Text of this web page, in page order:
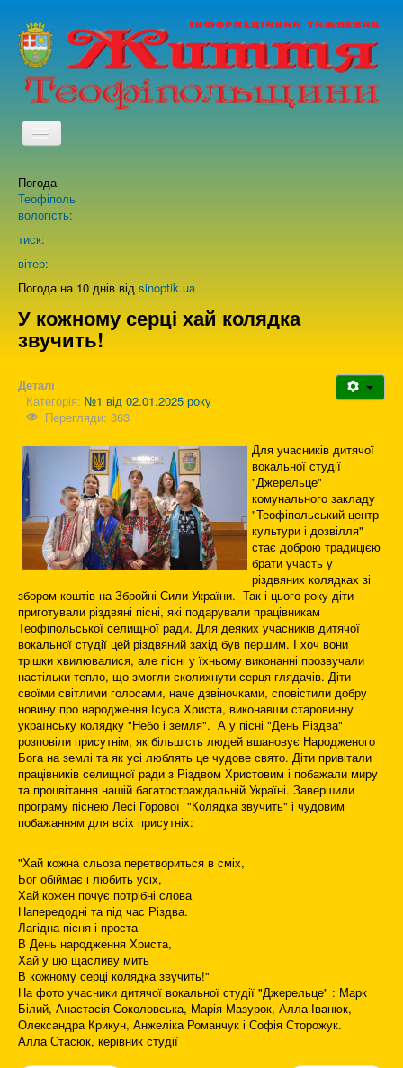
TPL_PROTOSTAR_TOGGLE_MENU
Про нас
Погода
Теофіполь
вологість:
тиск:
вітер:
Погода на 10 днів від sinoptik.ua
У кожному серці хай колядка
звучить!
Деталі
Категорія: №1 від 02.01.2025 року
Перегляди: 363
Для учасників дитячої
вокальної студії
"Джерельце"
комунального закладу
"Теофіпольський центр
культури і дозвілля"
стає доброю традицією
брати участь у
різдвяних колядках зі
збором коштів на Збройні Сили України. Так і цього року діти
приготували різдвяні пісні, які подарували працівникам
Теофіпольської селищної ради. Для деяких учасників дитячої
вокальної студії цей різдвяний захід був першим. І хоч вони
трішки хвилювалися, але пісні у їхньому виконанні прозвучали
настільки тепло, що змогли сколихнути серця глядачів. Діти
своїми світлими голосами, наче дзвіночками, сповістили добру
новину про народження Ісуса Христа, виконавши старовинну
українську колядку "Небо і земля". А у пісні "День Різдва"
розповіли присутнім, як більшість людей вшановує Народженого
Бога на землі та як усі люблять це чудове свято. Діти привітали
працівників селищної ради з Різдвом Христовим і побажали миру
та процвітання нашій багатостраждальній Україні. Завершили
програму піснею Лесі Горової "Колядка звучить" і чудовим
побажанням для всіх присутніх:
"Хай кожна сльоза перетвориться в сміх,
Бог обіймає і любить усіх,
Хай кожен почує потрібні слова
Напередодні та під час Різдва.
Лагідна пісня і проста
В День народження Христа,
Хай у цю щасливу мить
В кожному серці колядка звучить!"
На фото учасники дитячої вокальної студії "Джерельце" : Марк
Білий, Анастасія Соколовська, Марія Мазурок, Алла Іванюк,
Олександра Крикун, Анжеліка Романчук і Софія Сторожук.
Алла Стасюк, керівник студії